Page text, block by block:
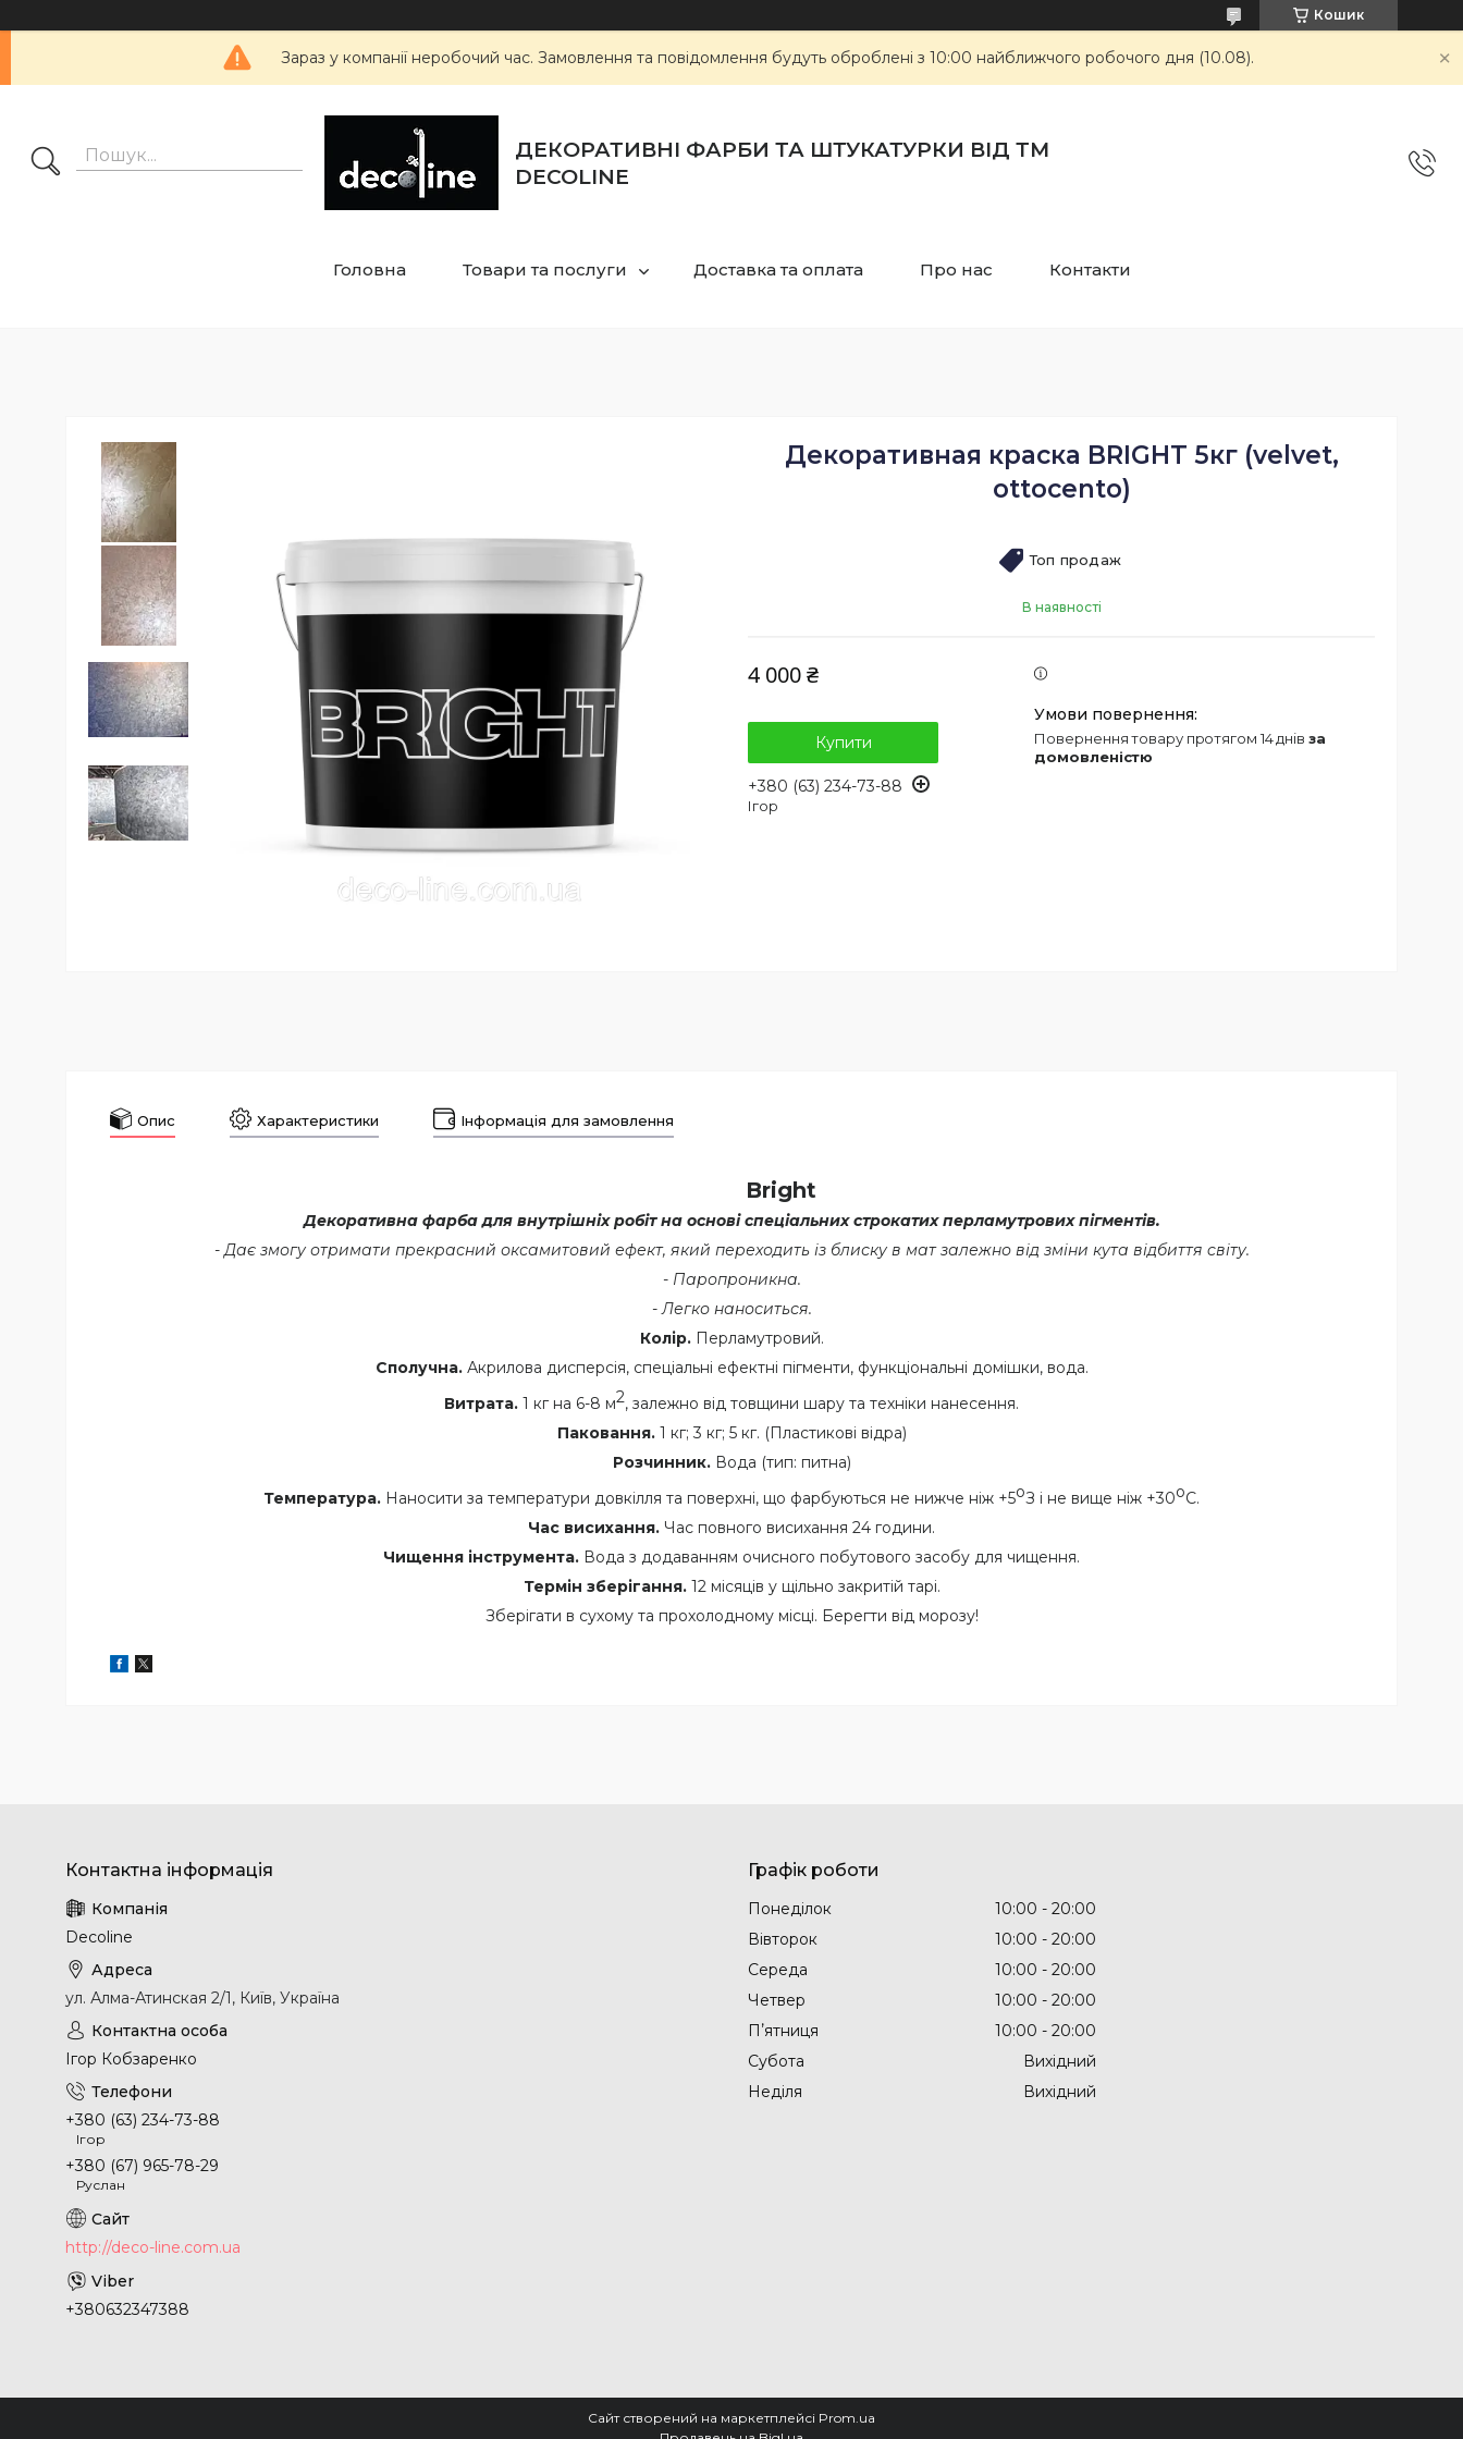
Кошик
Зараз у компанії неробочий час. Замовлення та повідомлення будуть оброблені з 10:00 найближчого робочого дня (10.08).
ДЕКОРАТИВНІ ФАРБИ ТА ШТУКАТУРКИ ВІД ТМ
DECOLINE
Головна Товари та послуги Доставка та оплата Про нас Контакти
Декоративная краска BRIGHT 5кг (velvet,
ottocento)
Топ продаж
В наявності
4 000 ₴
Купити
+380 (63) 234-73-88
Ігор
повернення товару протягом 14 днів за
домовленістю
Опис Характеристики Інформація для замовлення
Bright
Декоративна фарба для внутрішніх робіт на основі спеціальних строкатих перламутрових пігментів.
- Дає змогу отримати прекрасний оксамитовий ефект, який переходить із блиску в мат залежно від зміни кута відбиття cвіту.
- Паропроникна.
- Легко наноситься.
Колір.Перламутровий.
Сполучна.Акрилова дисперсія, спеціальні ефектні пігменти, функціональні домішки, вода.
Витрата. 1 кг на 6-8 м2, залежно від товщини шару та техніки нанесення.
Паковання.1 кг; 3 кг; 5 кг. (Пластикові відра)
Розчинник. Вода (тип: питна)
Температура. Наносити за температури довкілля та поверхні, що фарбуються не нижче ніж +5оЗ і не вище ніж +30оС.
Час висихання. Час повного висихання 24 години.
Чищення інструмента. Вода з додаванням очисного побутового засобу для чищення.
Термін зберігання. 12 місяців у щільно закритій тарі.
Зберігати в сухому та прохолодному місці. Берегти від морозу!
Decoline
ул. Алма-Атинская 2/1, Київ, Україна
Ігор Кобзаренко
+380 (63) 234-73-88
Ігор
+380 (67) 965-78-29
Руслан
http://deco-line.com.ua
+380632347388
Графік роботи
Понеділок 10:00
20:00
Вівторок
10:00
20:00
Середа
10:00
20:00
Четвер
10:00
20:00
Пʼятниця
10:00
20:00
Субота
Вихідний
Неділя
Вихідний
Сайт створений на маркетплейсі Prom.ua